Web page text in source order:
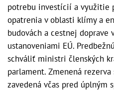
potrebu investícií a využitie
opatrenia v oblasti klímy a
budovách a cestnej doprave
ustanoveniami EÚ.
schváliť ministri členských
parlament. Zmenená
zavedená včas pred úplným